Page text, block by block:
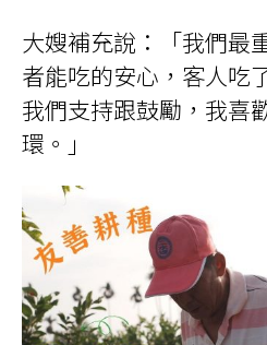
大嫂補充說：「我們最
者能吃的安心，客人吃
我們支持跟鼓勵，我喜
環。」